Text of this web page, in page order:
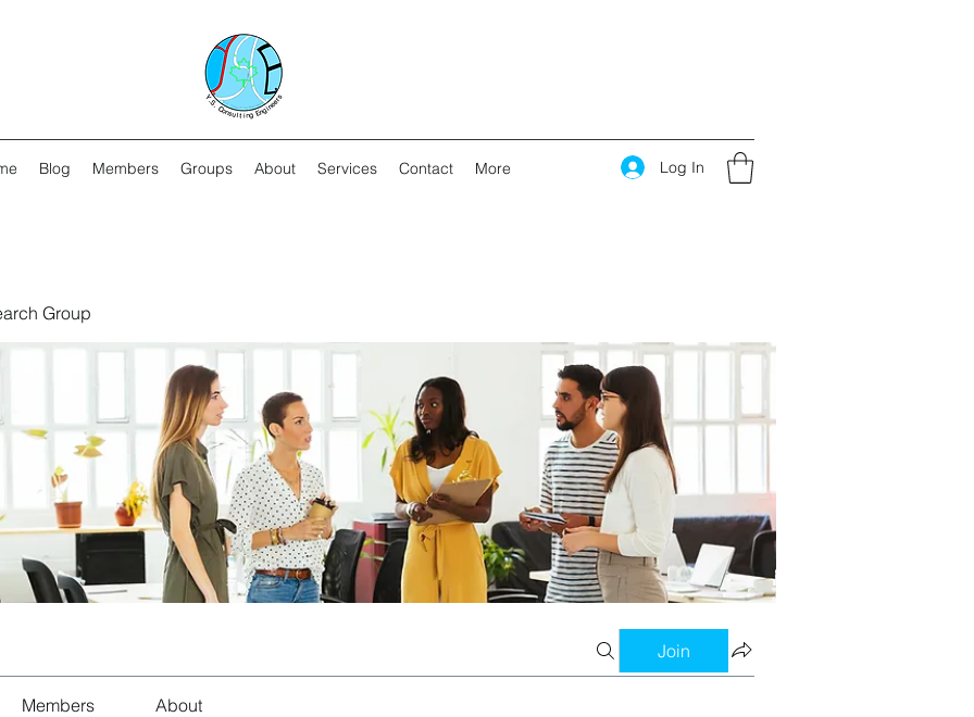
Blog Members Groups About Services Contact More Log In
Group
Join
Members About